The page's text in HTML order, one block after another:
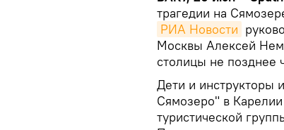
трагедии на
РИА Новости
Москвы Алексей
столицы не позднее
Дети и инструкторы
Сямозеро" в
туристической